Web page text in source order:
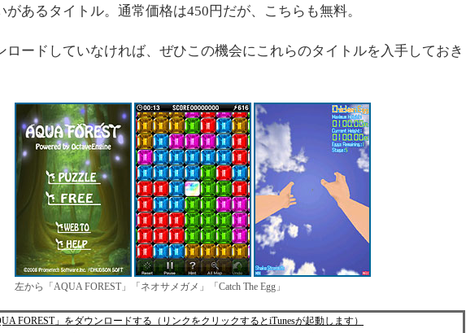
があるタイトル。通常価格は450円だが、こちらも無料。
ードしていなければ、ぜひこの機会にこれらのタイトルを入手しておき
左から「AQUA FOREST」「ネオサメガメ」「Catch The Egg」
FOREST」をダウンロードする（リンクをクリックするとiTunesが起動します）